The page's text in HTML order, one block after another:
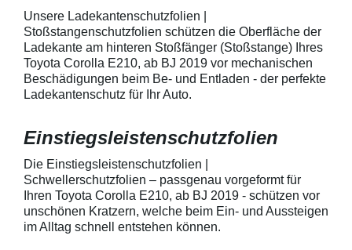
entwickeltStärke der Folie beträgt
150 µmSchützt den wertvollen
Lack in der GriffmuldenKeine
unschönen Kratzer durch
Fingenägel oder Ringe in den
GriffmuldenSpezielle Vinylfolie mit
bestmöglichem Schutz gegen
geeignet zum
mechanische
zum Schutz von
150 µmSchützt
Lack in der
Fingenägel
bestmöglichem
Kratzer und
Unsere Ladekantenschutzfolien |
Stoßstangenschutzfolien schützen die Oberfläche der
Ladekante am hinteren Stoßfänger (Stoßstange) Ihres
Toyota Corolla E210, ab BJ 2019 vor mechanischen
Beschädigungen beim Be- und Entladen - der perfekte
Ladekantenschutz für Ihr Auto.
Einstiegsleistenschutzfolien
Die Einstiegsleistenschutzfolien |
Schwellerschutzfolien – passgenau vorgeformt für
Ihren Toyota Corolla E210, ab BJ 2019 - schützen vor
unschönen Kratzern, welche beim Ein- und Aussteigen
im Alltag schnell entstehen können.